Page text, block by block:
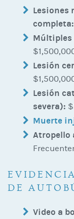
Lesiones
completa:
Lesión
Lesión
severa):
Muerte
Atropello
DE
Video a